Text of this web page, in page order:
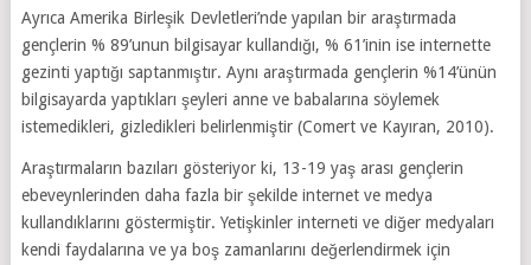
Ayrıca Amerika Birleşik Devletleri’nde yapılan bir araştırmada
gençlerin % 89’unun bilgisayar kullandığı, % 61’inin ise internette
gezinti yaptığı saptanmıştır. Aynı araştırmada gençlerin %14’ünün
bilgisayarda yaptıkları şeyleri anne ve babalarına söylemek
istemedikleri, gizledikleri belirlenmiştir (Comert ve Kayıran, 2010).
Araştırmaların bazıları gösteriyor ki, 13-19 yaş arası gençlerin
ebeveynlerinden daha fazla bir şekilde internet ve medya
kullandıklarını göstermiştir. Yetişkinler interneti ve diğer medyaları
kendi faydalarına ve ya boş zamanlarını değerlendirmek için